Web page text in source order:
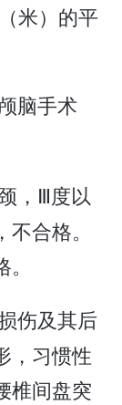
米）的平
脑手术
，Ⅲ度以
合格。
伤及其后
，习惯性
椎间盘突